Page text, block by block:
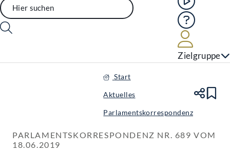
Hilfe
Zielgruppe
Start
Aktuelles
Parlamentskorrespondenz
PARLAMENTSKORRESPONDENZ NR. 689 VOM
18.06.2019